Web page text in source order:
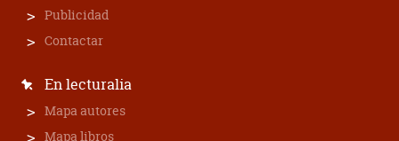
Publicidad
Contactar
En lecturalia
Mapa autores
Mapa libros